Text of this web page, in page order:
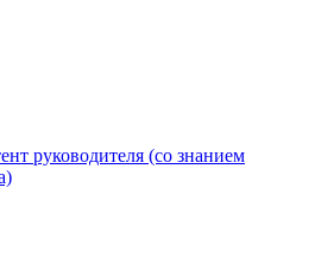
руководителя (со знанием